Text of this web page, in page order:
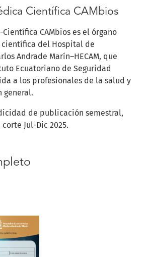
Científica CAMbios
CAMbios es el órgano
del Hospital de
Andrade Marín–HECAM, que
Ecuatoriano de Seguridad
a los profesionales de la salud y
general.
de publicación semestral,
Jul-Dic 2025.